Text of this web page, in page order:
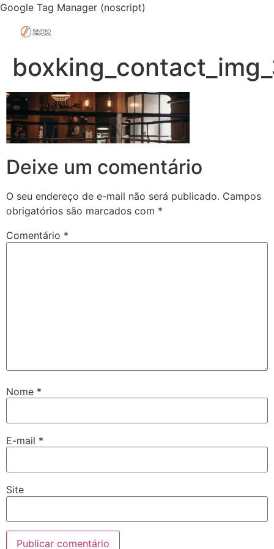
Google Tag Manager (noscript)
Deixe um comentário
O seu endereço de e-mail não será publicado. Campos
obrigatórios são marcados com *
Comentário *
Nome *
E-mail *
Site